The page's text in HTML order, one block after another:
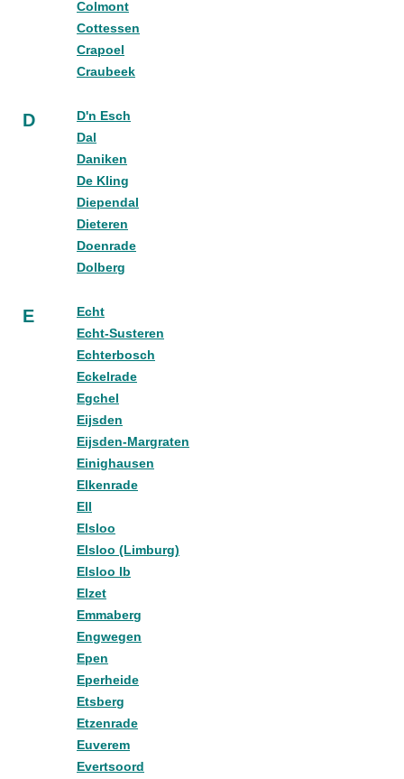
Colmont
Cottessen
Crapoel
Craubeek
D
D'n Esch
Dal
Daniken
De Kling
Diependal
Dieteren
Doenrade
Dolberg
E
Echt
Echt-Susteren
Echterbosch
Eckelrade
Egchel
Eijsden
Eijsden-Margraten
Einighausen
Elkenrade
Ell
Elsloo
Elsloo (Limburg)
Elsloo lb
Elzet
Emmaberg
Engwegen
Epen
Eperheide
Etsberg
Etzenrade
Euverem
Evertsoord